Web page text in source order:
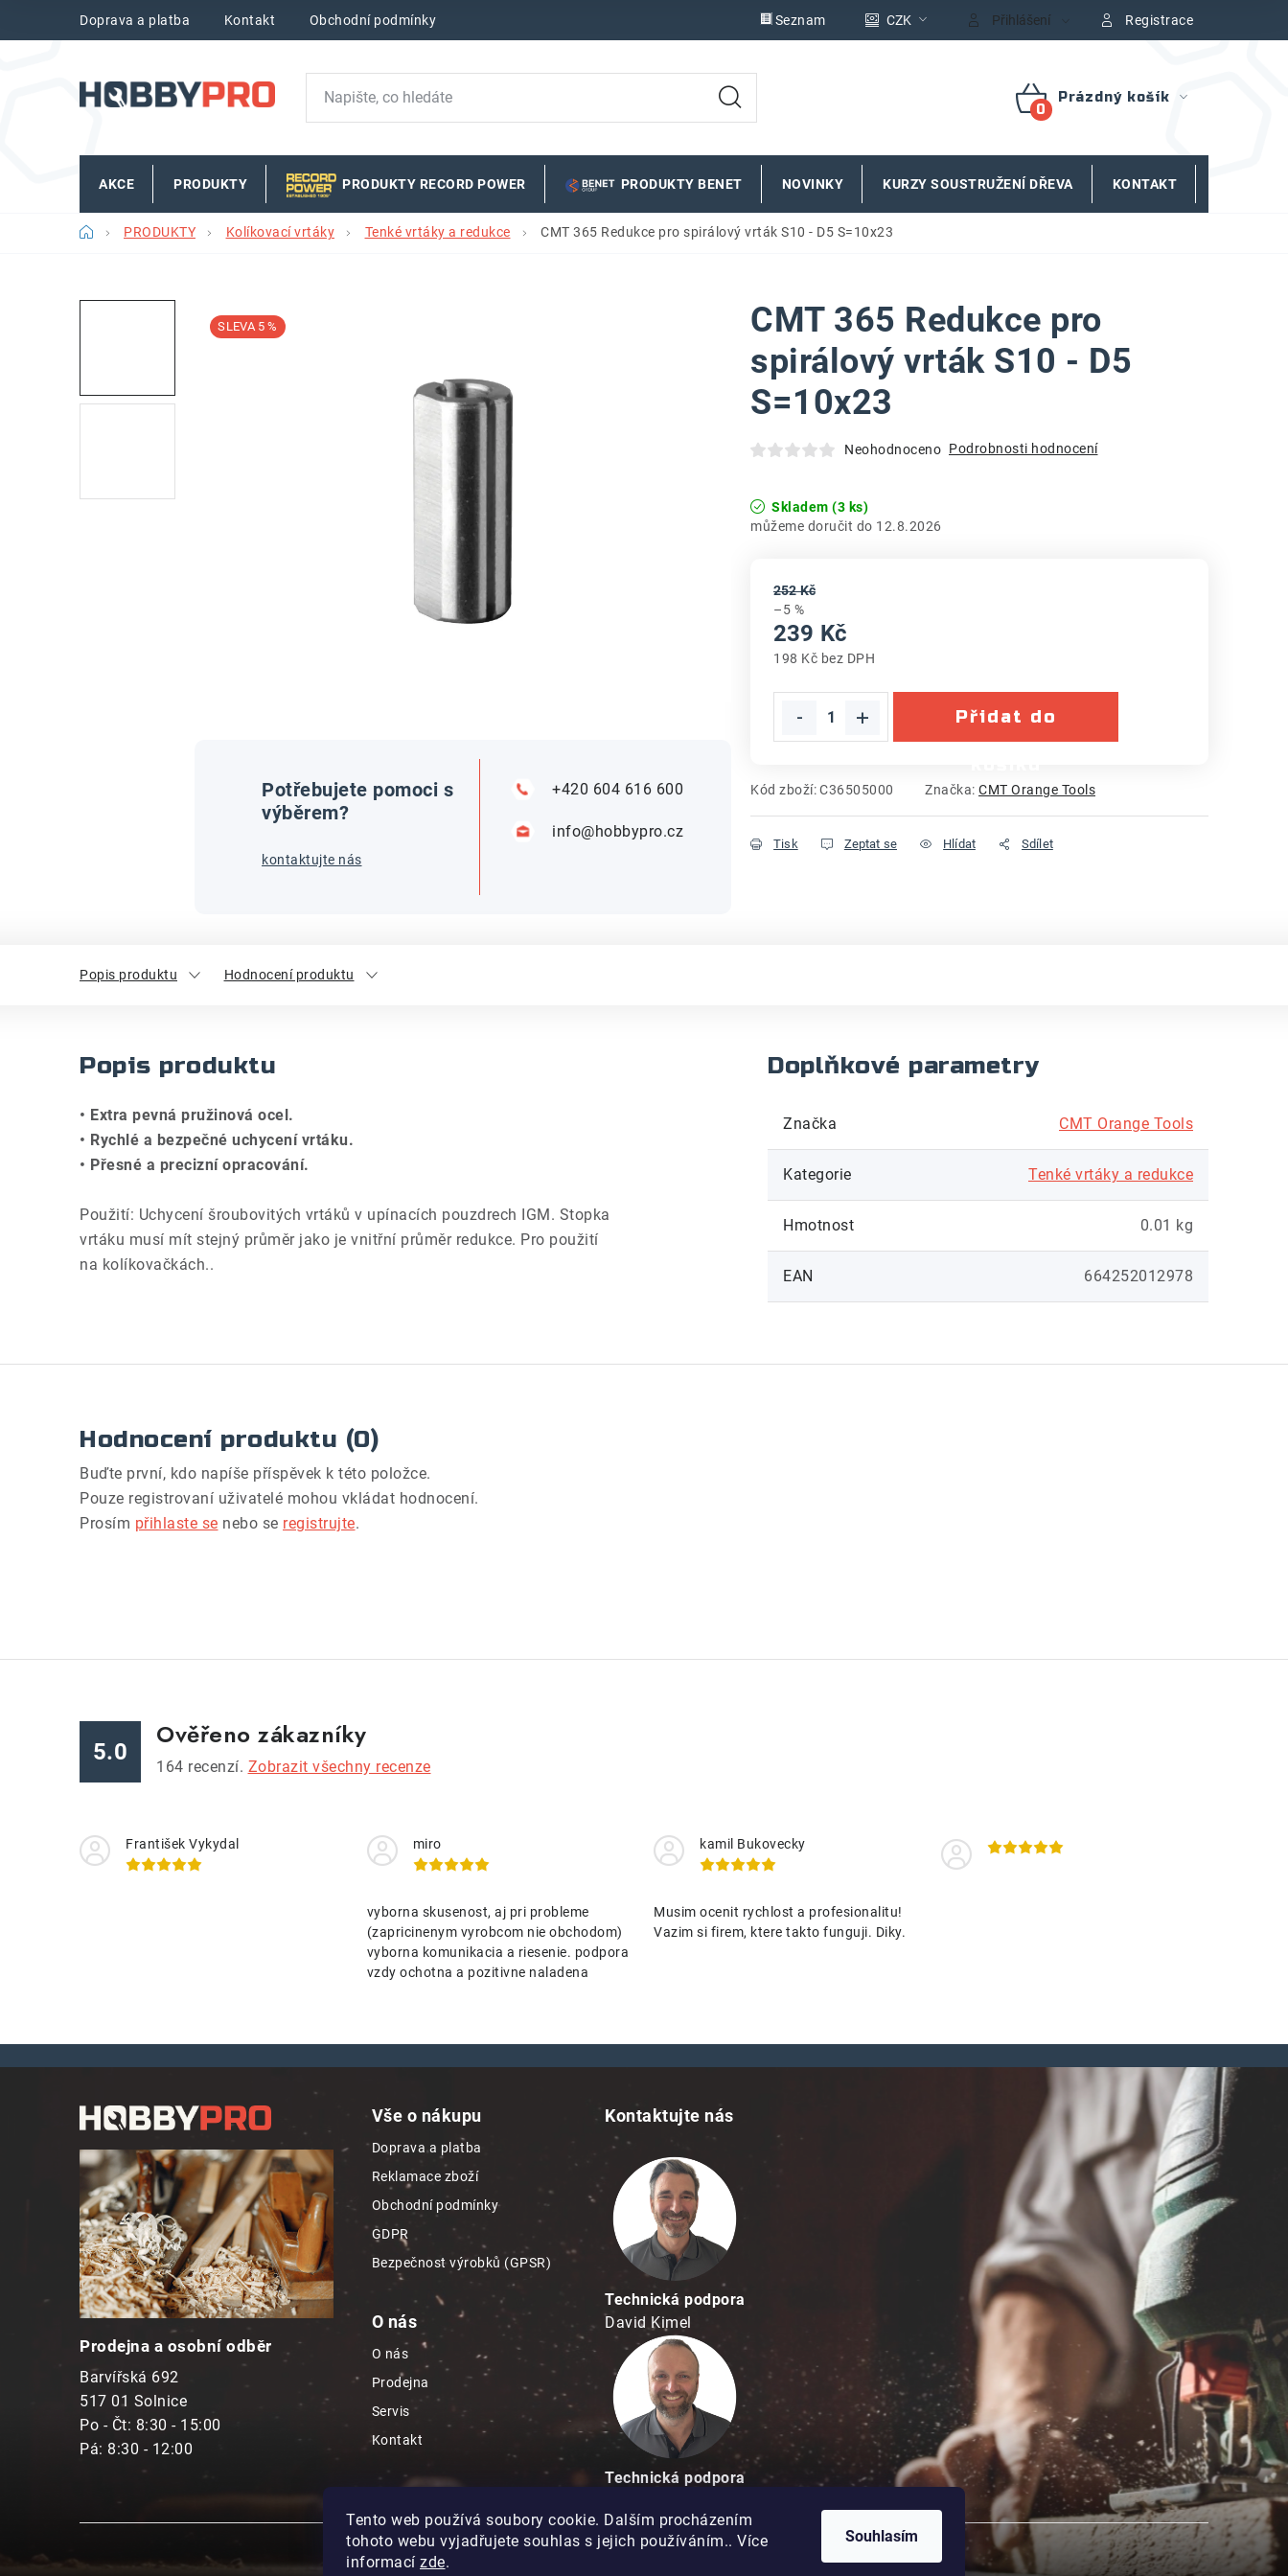
Tento web používá soubory cookie. Dalším procházením
tohoto webu vyjadřujete souhlas s jejich používáním.. Více
informací zde.
Souhlasím
Doprava a platba Kontakt Obchodní podmínky Seznam CZK Přihlášení Registrace
NÁKUPNÍ
Prázdný košík
AKCE PRODUKTY PRODUKTY RECORD POWER PRODUKTY BENET NOVINKY KURZY SOUSTRUŽENÍ DŘEVA KONTAKT
DomůPRODUKTY Kolíkovací vrtáky Tenké vrtáky a redukce CMT 365 Redukce pro spirálový vrták S10 - D5 S=10x23
CMT 365 Redukce pro
spirálový vrták S10 - D5
S=10x23
Neohodnoceno Podrobnosti hodnocení
Skladem (3 ks)
12.8.2026
252 Kč
–5 %
239 Kč
198 Kč bez DPH
Přidat do
Kód zboží:C36505000 Značka: CMT Orange Tools
Tisk Zeptat se Hlídat Sdílet
5 %
Potřebujete pomoci s
výběrem?
kontaktujte nás
+420 604 616 600
info@hobbypro.cz
Popis produktu Hodnocení produktu
Popis produktu
• Extra pevná pružinová ocel.
• Rychlé a bezpečné uchycení vrtáku.
• Přesné a precizní opracování.
Použití: Uchycení šroubovitých vrtáků v upínacích pouzdrech IGM. Stopka
vrtáku musí mít stejný průměr jako je vnitřní průměr redukce. Pro použití
na kolíkovačkách..
Doplňkové parametry
Značka CMT Orange Tools
Kategorie Tenké vrtáky a redukce
Hmotnost 0.01 kg
EAN 664252012978
Hodnocení produktu (0)
Buďte první, kdo napíše příspěvek k této položce.
Pouze registrovaní uživatelé mohou vkládat hodnocení.
Prosím přihlaste se nebo se registrujte.
5.0
Ověřeno zákazníky
164 recenzí. Zobrazit všechny recenze
František Vykydal miro
vyborna skusenost, aj pri probleme
(zapricinenym vyrobcom nie obchodom)
vyborna komunikacia a riesenie. podpora
vzdy ochotna a pozitivne naladena
kamil Bukovecky
Musim ocenit rychlost a profesionalitu!
Vazim si firem, ktere takto funguji. Diky.
Z
Prodejna a osobní odběr
Barvířská 692
517 01 Solnice
Po - Čt: 8:30 - 15:00
Pá: 8:30 - 12:00
Vše o nákupu
Doprava a platba
Reklamace zboží
Obchodní podmínky
GDPR
Bezpečnost výrobků (GPSR)
O nás
O nás
Prodejna
Servis
Kontakt
Kontaktujte nás
Technická podpora
David Kimel
Technická podpora